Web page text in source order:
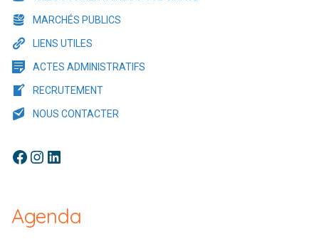
MARCHÉS PUBLICS
LIENS UTILES
ACTES ADMINISTRATIFS
RECRUTEMENT
NOUS CONTACTER
Facebook Instagram LinkedIn
Agenda